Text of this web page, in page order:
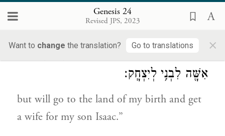
Genesis 24
Revised JPS, 2023
Want to change the translation? Go to translations ×
son from the daughters of the Canaanites
among whom I dwell,
כִּ֧י אֶל־אַרְצִ֛י וְאֶל־מוֹלַדְתִּ֖י תֵּלֵ֑ךְ וְלָקַחְתָּ֥
אִשָּׁ֖ה לִבְנִ֥י לְיִצְחָֽק׃
but will go to the land of my birth and get
a wife for my son Isaac.”